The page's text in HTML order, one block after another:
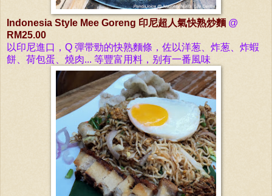
Indonesia Style Mee Goreng 印尼超人氣快熟炒麵 @
RM25.00
以印尼進口，Q 彈带勁的快熟麵條，佐以洋葱、炸葱、 炸蝦
餅、荷包蛋、燒肉... 等豐富 用料 ，别有一番風味